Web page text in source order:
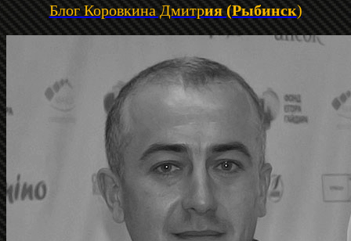
Блог Коровкина Дмитрия (Рыбинск)